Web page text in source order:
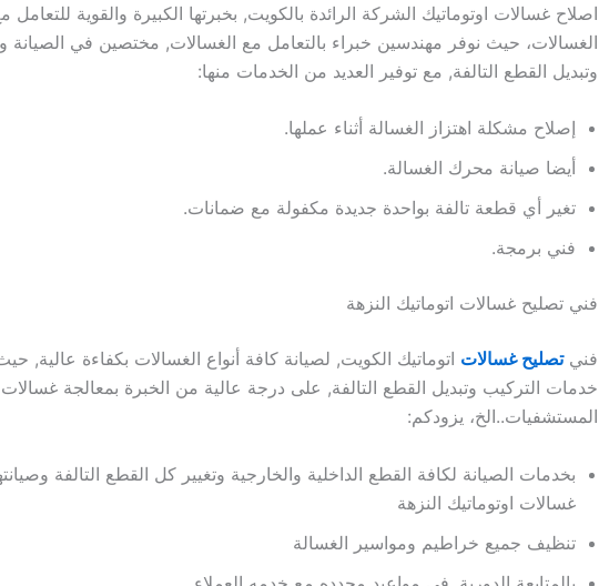
اصلاح غسالات اوتوماتيك الشركة الرائدة بالكويت, بخبرتها الكبيرة والقوية للتعامل
الغسالات، حيث نوفر مهندسين خبراء بالتعامل مع الغسالات, مختصين في الصيانة
وتبديل القطع التالفة, مع توفير العديد من الخدمات منها:
إصلاح مشكلة اهتزاز الغسالة أثناء عملها.
أيضا صيانة محرك الغسالة.
تغير أي قطعة تالفة بواحدة جديدة مكفولة مع ضمانات.
فني برمجة.
فني تصليح غسالات اتوماتيك النزهة
فنيتصليح غسالات اتوماتيك الكويت, لصيانة كافة أنواع الغسالات بكفاءة عالية,
خدمات التركيب وتبديل القطع التالفة, على درجة عالية من الخبرة بمعالجة
المستشفيات..الخ، يزودكم:
بخدمات الصيانة لكافة القطع الداخلية والخارجية وتغيير كل القطع التالفة
غسالات اوتوماتيك النزهة
تنظيف جميع خراطيم ومواسير الغسالة